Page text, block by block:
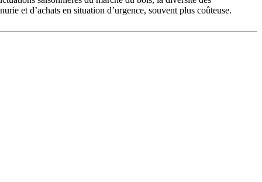
et d’achats en situation d’urgence, souvent plus coûteuse.